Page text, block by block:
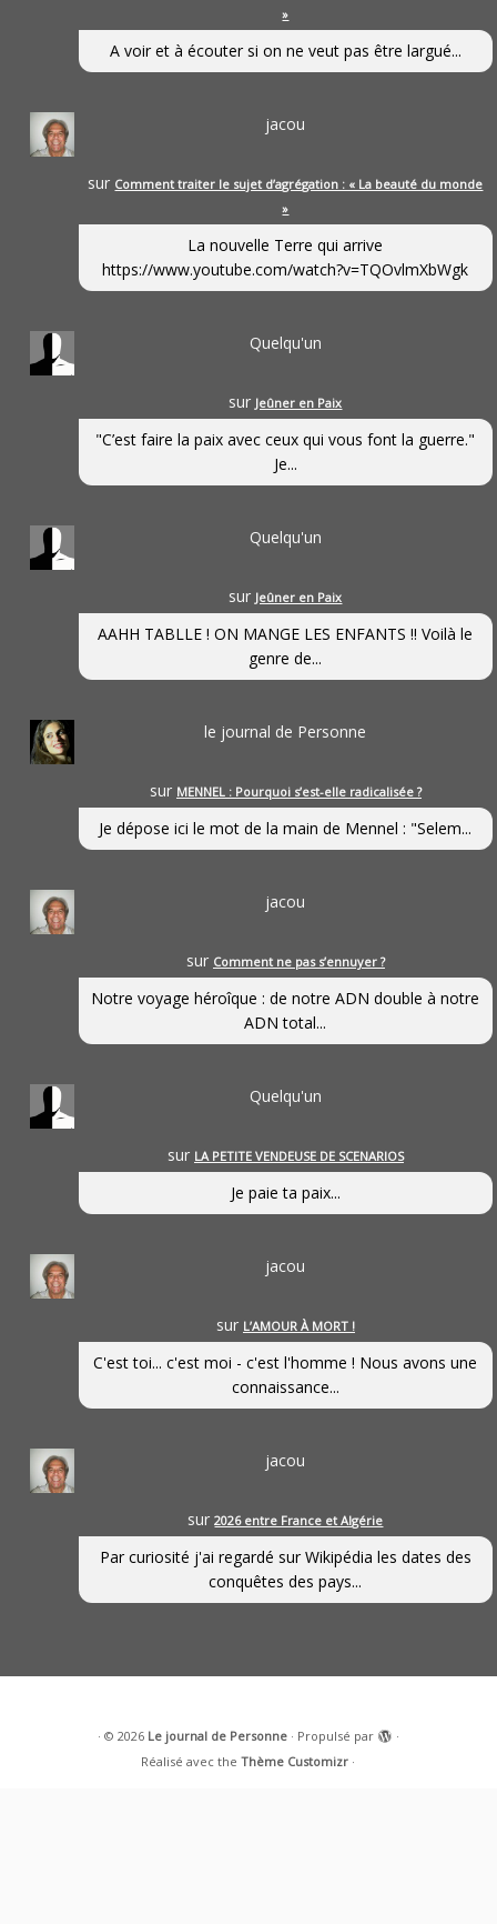
»
A voir et à écouter si on ne veut pas être largué...
jacou
sur Comment traiter le sujet d’agrégation : « La beauté du monde
»
La nouvelle Terre qui arrive
https://www.youtube.com/watch?v=TQOvlmXbWgk
Quelqu'un
sur Jeûner en Paix
"C’est faire la paix avec ceux qui vous font la guerre."
Je...
Quelqu'un
sur Jeûner en Paix
AAHH TABLLE ! ON MANGE LES ENFANTS !! Voilà le
genre de...
le journal de Personne
sur MENNEL : Pourquoi s’est-elle radicalisée ?
Je dépose ici le mot de la main de Mennel : "Selem...
jacou
sur Comment ne pas s’ennuyer ?
Notre voyage héroîque : de notre ADN double à notre
ADN total...
Quelqu'un
sur LA PETITE VENDEUSE DE SCENARIOS
Je paie ta paix...
jacou
sur L’AMOUR À MORT !
C'est toi... c'est moi - c'est l'homme ! Nous avons une
connaissance...
jacou
sur2026 entre France et Algérie
Par curiosité j'ai regardé sur Wikipédia les dates des
conquêtes des pays...
· © 2026 Le journal de Personne· Propulsé par
·
Réalisé avec theThème Customizr ·